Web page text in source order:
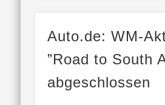
Auto.de: WM-
”Road to South
abgeschlossen